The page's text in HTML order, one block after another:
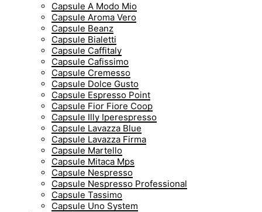
Capsule A Modo Mio
Capsule Aroma Vero
Capsule Beanz
Capsule Bialetti
Capsule Caffitaly
Capsule Cafissimo
Capsule Cremesso
Capsule Dolce Gusto
Capsule Espresso Point
Capsule Fior Fiore Coop
Capsule Illy Iperespresso
Capsule Lavazza Blue
Capsule Lavazza Firma
Capsule Martello
Capsule Mitaca Mps
Capsule Nespresso
Capsule Nespresso Professional
Capsule Tassimo
Capsule Uno System